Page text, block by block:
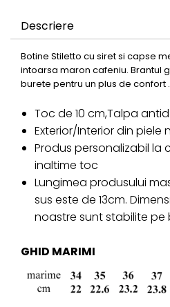
Descriere
Botine Stiletto cu siret si capse
intoarsa maron cafeniu. Brantul
burete pentru un plus de confort .
Toc de 10 cm,Talpa
Exterior/Interior din piele
Produs personalizabil la
inaltime toc
Lungimea produsului
sus este de 13cm.
noastre sunt stabilite pe
GHID MARIMI